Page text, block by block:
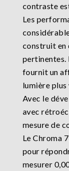
contraste
Les
construit en
pertinentes.
fournit un
lumière
Avec le
avec
mesure de
Le Chroma
pour
mesurer